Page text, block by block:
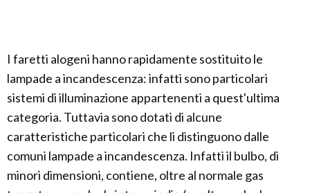
I faretti alogeni hanno rapidamente sostituito le
lampade a incandescenza: infatti sono particolari
sistemi di illuminazione appartenenti a quest'ultima
categoria. Tuttavia sono dotati di alcune
caratteristiche particolari che li distinguono dalle
comuni lampade a incandescenza. Infatti il bulbo, di
minori dimensioni, contiene, oltre al normale gas